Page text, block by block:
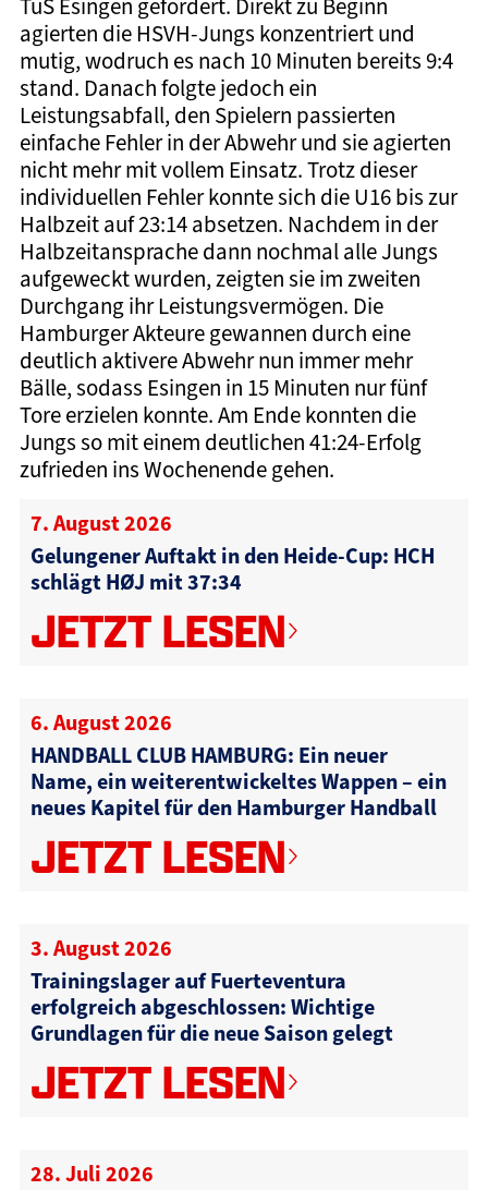
TuS Esingen gefordert. Direkt zu Beginn
agierten die HSVH-Jungs konzentriert und
mutig, wodruch es nach 10 Minuten bereits 9:4
stand. Danach folgte jedoch ein
Leistungsabfall, den Spielern passierten
einfache Fehler in der Abwehr und sie agierten
nicht mehr mit vollem Einsatz. Trotz dieser
individuellen Fehler konnte sich die U16 bis zur
Halbzeit auf 23:14 absetzen. Nachdem in der
Halbzeitansprache dann nochmal alle Jungs
aufgeweckt wurden, zeigten sie im zweiten
Durchgang ihr Leistungsvermögen. Die
Hamburger Akteure gewannen durch eine
deutlich aktivere Abwehr nun immer mehr
Bälle, sodass Esingen in 15 Minuten nur fünf
Tore erzielen konnte. Am Ende konnten die
Jungs so mit einem deutlichen 41:24-Erfolg
zufrieden ins Wochenende gehen.
7. August 2026
Gelungener Auftakt in den Heide-Cup: HCH
schlägt HØJ mit 37:34
JETZT LESEN
6. August 2026
HANDBALL CLUB HAMBURG: Ein neuer
Name, ein weiterentwickeltes Wappen – ein
neues Kapitel für den Hamburger Handball
JETZT LESEN
3. August 2026
Trainingslager auf Fuerteventura
erfolgreich abgeschlossen: Wichtige
Grundlagen für die neue Saison gelegt
JETZT LESEN
28. Juli 2026